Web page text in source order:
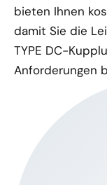
bieten Ihnen
damit Sie die
TYPE DC-
Anforderungen